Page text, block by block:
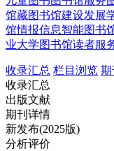
馆藏图书馆建设发展
馆情报信息智能图书
业大学图书馆读者服
收录汇总 栏目浏览 期
收录汇总
出版文献
期刊详情
新发布(2025版)
分析评价